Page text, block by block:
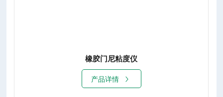
橡胶门尼粘度仪
产品详情